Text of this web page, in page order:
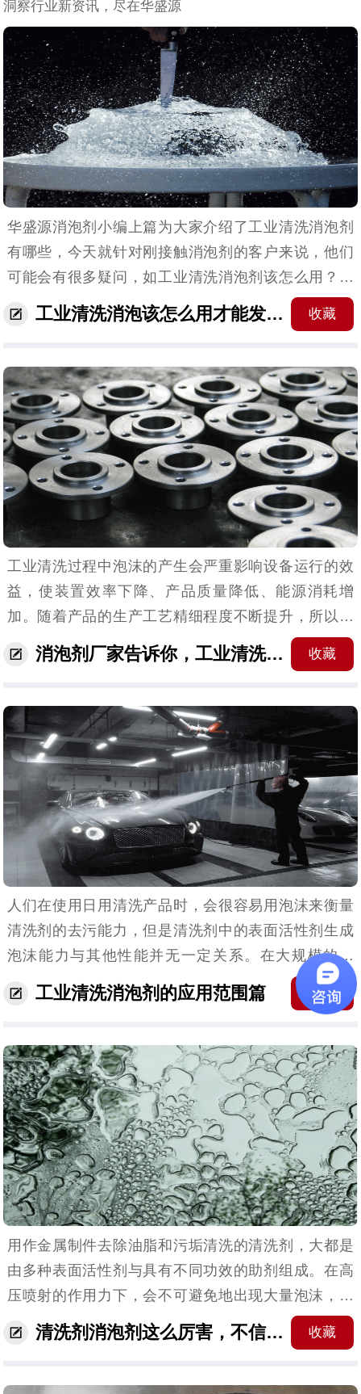
洞察行业新资讯，尽在华盛源
工业清洗消泡该怎么用才能发挥更大的效果！ 收藏
华盛源消泡剂小编上篇为大家介绍了工业清洗消泡剂
有哪些，今天就针对刚接触消泡剂的客户来说，他们
可能会有很多疑问，如工业清洗消泡剂该怎么用？它
的注意事项有哪些？所以小编也总结了以下方面为大
家解答。（工业清洗消泡剂怎么用）使用工业清洗消
消泡剂厂家告诉你，工业清洗消泡剂有哪些？ 收藏
工业清洗过程中泡沫的产生会严重影响设备运行的效
益，使装置效率下降、产品质量降低、能源消耗增
加。随着产品的生产工艺精细程度不断提升，所以工
业清洗消泡剂已成为其生产环节中不可或缺的生产线
助剂，它的使用可以清除这些泡沫，以提高生产效率
工业清洗消泡剂的应用范围篇 收藏
人们在使用日用清洗产品时，会很容易用泡沫来衡量
清洗剂的去污能力，但是清洗剂中的表面活性剂生成
泡沫能力与其他性能并无一定关系。在大规模的清
洗、印染等工业中，泡沫不仅影响去污，还易残留，
难以漂洗，泡沫过多甚至溢出清洗装置，不仅造成浪
清洗剂消泡剂这么厉害，不信你看看！ 收藏
用作金属制件去除油脂和污垢清洗的清洗剂，大都是
由多种表面活性剂与具有不同功效的助剂组成。在高
压喷射的作用力下，会不可避免地出现大量泡沫，严
重影响清洗剂的清洗效果，同时对环境也造成污染。
而消灭泡沫虽然可以利用静置、减压、加温等办法，